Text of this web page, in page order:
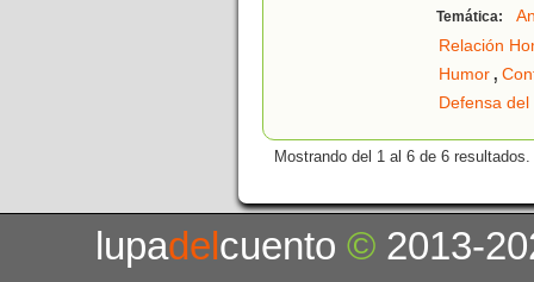
Temática:
Relación
Humor,
Defensa
Mostrando del 1 al 6 de 6 resultados.
lupadelcuento© 2013-